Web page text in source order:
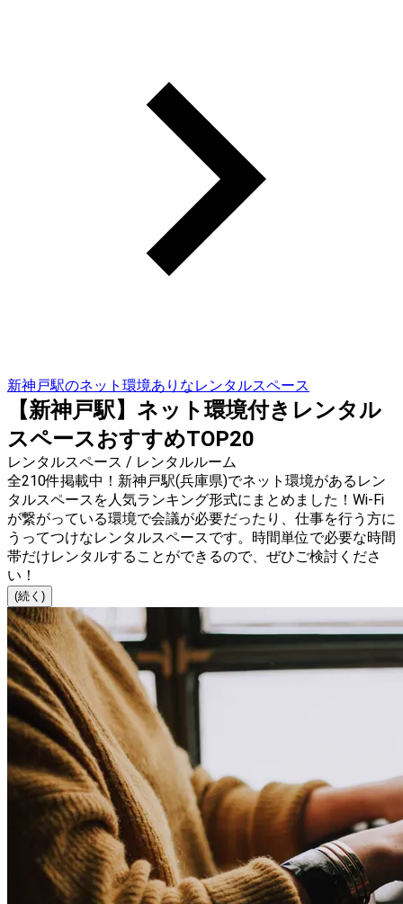
新神戸駅のネット環境ありなレンタルスペース
【新神戸駅】ネット環境付きレンタル
スペースおすすめTOP20
レンタルスペース / レンタルルーム
全210件掲載中！新神戸駅(兵庫県)でネット環境があるレン
タルスペースを人気ランキング形式にまとめました！Wi-Fi
が繋がっている環境で会議が必要だったり、仕事を行う方に
うってつけなレンタルスペースです。時間単位で必要な時間
帯だけレンタルすることができるので、ぜひご検討くださ
い！
(続く)